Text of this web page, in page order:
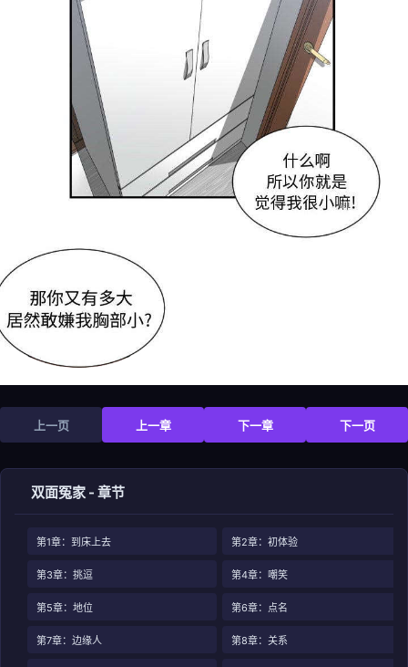
上一页 上一章 下一章 下一页
双面冤家 - 章节
第1章：到床上去 第2章：初体验
第3章：挑逗 第4章：嘲笑
第5章：地位 第6章：点名
第7章：边缘人 第8章：关系